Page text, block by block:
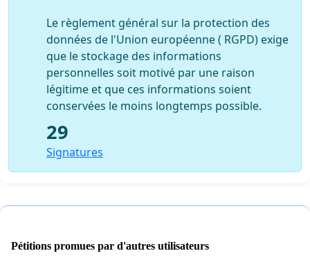
Le règlement général sur la protection des
données de l'Union européenne ( RGPD) exige
que le stockage des informations
personnelles soit motivé par une raison
légitime et que ces informations soient
conservées le moins longtemps possible.
29
Signatures
Pétitions promues par d'autres utilisateurs